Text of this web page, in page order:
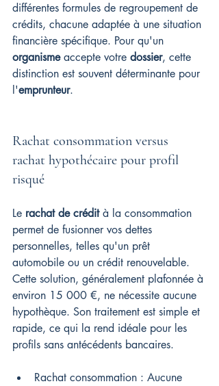
différentes formules de regroupement de
crédits, chacune adaptée à une situation
financière spécifique. Pour qu'un
organisme accepte votre dossier, cette
distinction est souvent déterminante pour
l'emprunteur.
Rachat consommation versus
rachat hypothécaire pour profil
risqué
Le rachat de crédit à la consommation
permet de fusionner vos dettes
personnelles, telles qu'un prêt
automobile ou un crédit renouvelable.
Cette solution, généralement plafonnée à
environ 15 000 €, ne nécessite aucune
hypothèque. Son traitement est simple et
rapide, ce qui la rend idéale pour les
profils sans antécédents bancaires.
Rachat consommation : Aucune